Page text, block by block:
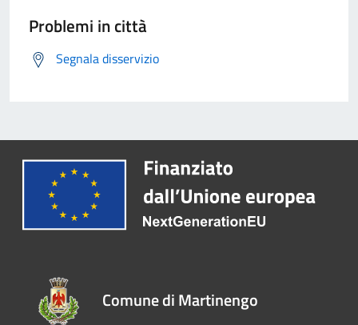
Problemi in città
Segnala disservizio
Comune di Martinengo